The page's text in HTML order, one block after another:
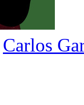
Carlos